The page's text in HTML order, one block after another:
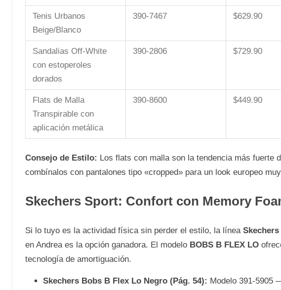
Tenis Urbanos
Beige/Blanco
390-7467 $629.90
Sandalias Off-White
con estoperoles
dorados
390-2806 $729.90
Flats de Malla
Transpirable con
aplicación metálica
390-8600 $449.90
Consejo de Estilo: Los flats con malla son la tendencia más fuerte
combínalos con pantalones tipo «cropped» para un look europeo
Skechers Sport: Confort con Memory
Si lo tuyo es la actividad física sin perder el estilo, la línea
en Andrea es la opción ganadora. El modelo BOBS B FLEX LO
tecnología de amortiguación.
Skechers Bobs B Flex Lo Negro (Pág. 54): Modelo 391-5905